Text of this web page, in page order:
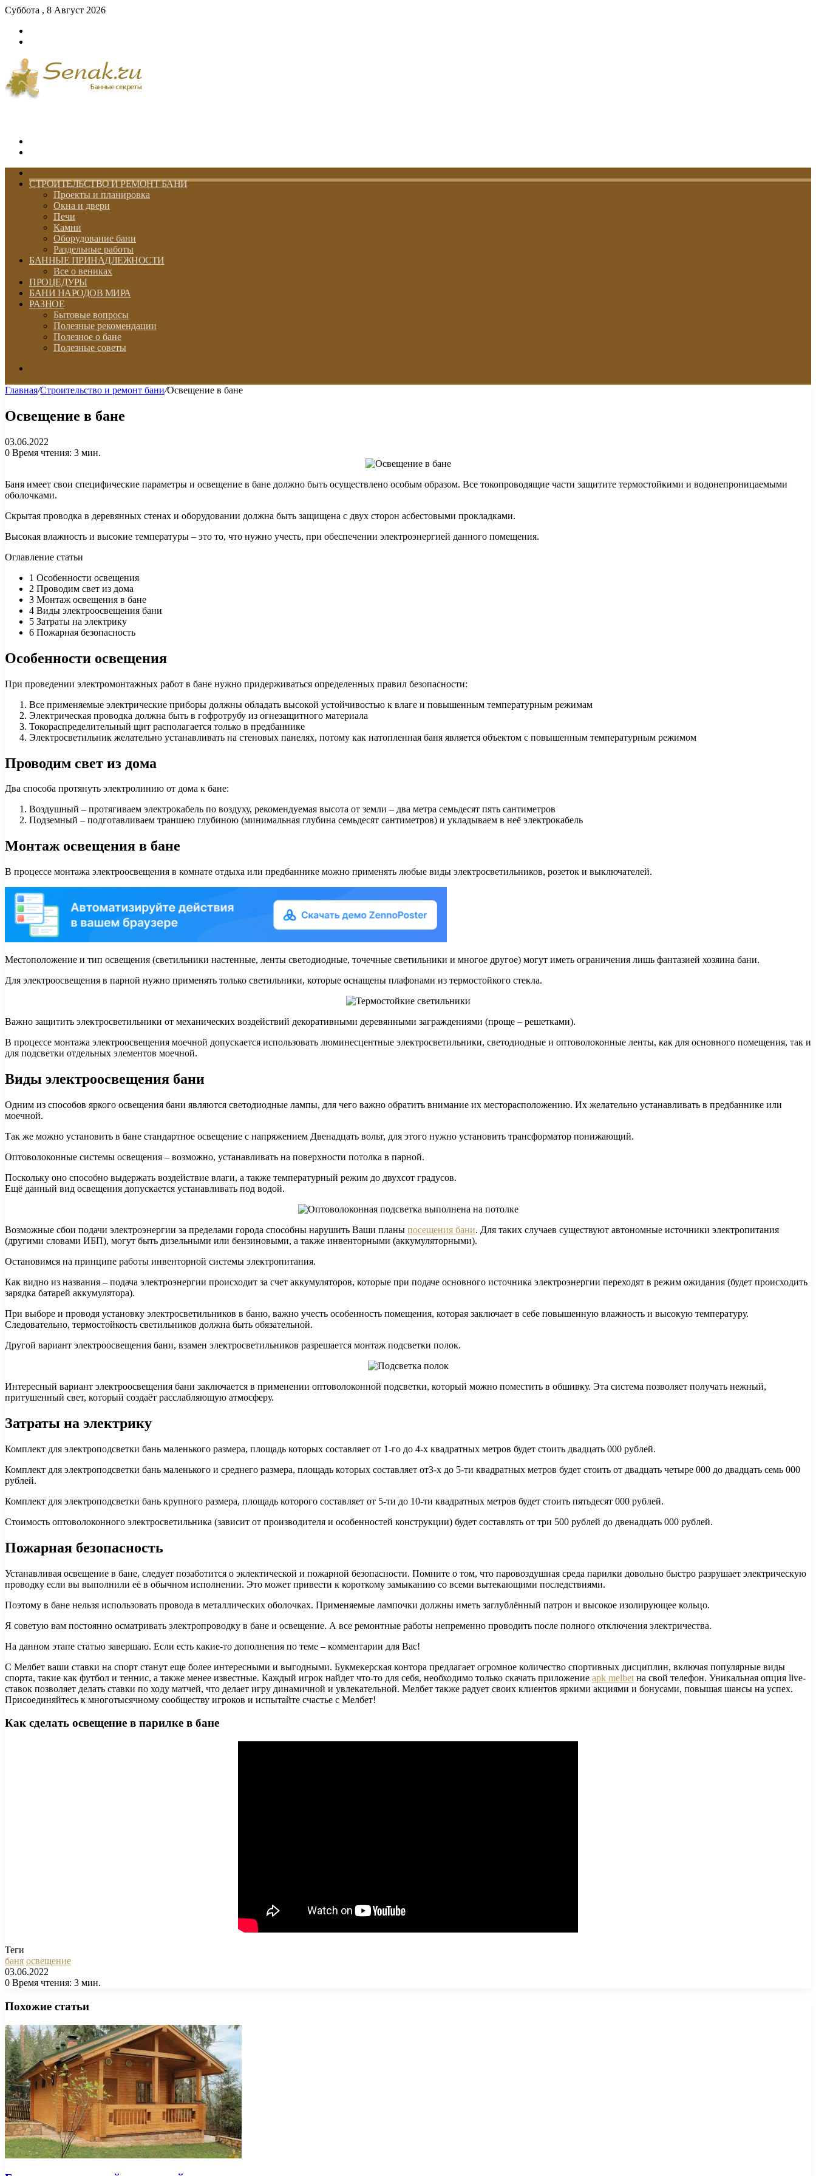
Суббота , 8 Август 2026
СТРОИТЕЛЬСТВО И РЕМОНТ БАНИ
Проекты и планировка
Окна и двери
Печи
Камни
Оборудование бани
Раздельные работы
БАННЫЕ ПРИНАДЛЕЖНОСТИ
Все о вениках
ПРОЦЕДУРЫ
БАНИ НАРОДОВ МИРА
РАЗНОЕ
Бытовые вопросы
Полезные рекомендации
Полезное о бане
Полезные советы
Главная/Строительство и ремонт бани/Освещение в бане
Освещение в бане
03.06.2022
0 Время чтения: 3 мин.
Баня имеет свои специфические параметры и освещение в бане должно быть осуществлено особым образом. Все токопроводящие части защитите термостойкими и водонепроницаемыми
оболочками.
Скрытая проводка в деревянных стенах и оборудовании должна быть защищена с двух сторон асбестовыми прокладками.
Высокая влажность и высокие температуры – это то, что нужно учесть, при обеспечении электроэнергией данного помещения.
Оглавление статьи
1 Особенности освещения
2 Проводим свет из дома
3 Монтаж освещения в бане
4 Виды электроосвещения бани
5 Затраты на электрику
6 Пожарная безопасность
Особенности освещения
При проведении электромонтажных работ в бане нужно придерживаться определенных правил безопасности:
Все применяемые электрические приборы должны обладать высокой устойчивостью к влаге и повышенным температурным режимам
Электрическая проводка должна быть в гофротрубу из огнезащитного материала
Токораспределительный щит располагается только в предбаннике
Электросветильник желательно устанавливать на стеновых панелях, потому как натопленная баня является объектом с повышенным температурным режимом
Проводим свет из дома
Два способа протянуть электролинию от дома к бане:
Воздушный – протягиваем электрокабель по воздуху, рекомендуемая высота от земли – два метра семьдесят пять сантиметров
Подземный – подготавливаем траншею глубиною (минимальная глубина семьдесят сантиметров) и укладываем в неё электрокабель
Монтаж освещения в бане
В процессе монтажа электроосвещения в комнате отдыха или предбаннике можно применять любые виды электросветильников, розеток и выключателей.
Местоположение и тип освещения (светильники настенные, ленты светодиодные, точечные светильники и многое другое) могут иметь ограничения лишь фантазией хозяина бани.
Для электроосвещения в парной нужно применять только светильники, которые оснащены плафонами из термостойкого стекла.
Важно защитить электросветильники от механических воздействий декоративными деревянными заграждениями (проще – решетками).
В процессе монтажа электроосвещения моечной допускается использовать люминесцентные электросветильники, светодиодные и оптоволоконные ленты, как для основного помещения, так и
для подсветки отдельных элементов моечной.
Виды электроосвещения бани
Одним из способов яркого освещения бани являются светодиодные лампы, для чего важно обратить внимание их месторасположению. Их желательно устанавливать в предбаннике или
моечной.
Так же можно установить в бане стандартное освещение с напряжением Двенадцать вольт, для этого нужно установить трансформатор понижающий.
Оптоволоконные системы освещения – возможно, устанавливать на поверхности потолка в парной.
Поскольку оно способно выдержать воздействие влаги, а также температурный режим до двухсот градусов.
Ещё данный вид освещения допускается устанавливать под водой.
Возможные сбои подачи электроэнергии за пределами города способны нарушить Ваши планы посещения бани. Для таких случаев существуют автономные источники электропитания
(другими словами ИБП), могут быть дизельными или бензиновыми, а также инвенторными (аккумуляторными).
Остановимся на принципе работы инвенторной системы электропитания.
Как видно из названия – подача электроэнергии происходит за счет аккумуляторов, которые при подаче основного источника электроэнергии переходят в режим ожидания (будет происходить
зарядка батарей аккумулятора).
При выборе и проводя установку электросветильников в баню, важно учесть особенность помещения, которая заключает в себе повышенную влажность и высокую температуру.
Следовательно, термостойкость светильников должна быть обязательной.
Другой вариант электроосвещения бани, взамен электросветильников разрешается монтаж подсветки полок.
Интересный вариант электроосвещения бани заключается в применении оптоволоконной подсветки, который можно поместить в обшивку. Эта система позволяет получать нежный,
притушенный свет, который создаёт расслабляющую атмосферу.
Затраты на электрику
Комплект для электроподсветки бань маленького размера, площадь которых составляет от 1-го до 4-х квадратных метров будет стоить двадцать 000 рублей.
Комплект для электроподсветки бань маленького и среднего размера, площадь которых составляет от3-х до 5-ти квадратных метров будет стоить от двадцать четыре 000 до двадцать семь 000
рублей.
Комплект для электроподсветки бань крупного размера, площадь которого составляет от 5-ти до 10-ти квадратных метров будет стоить пятьдесят 000 рублей.
Стоимость оптоволоконного электросветильника (зависит от производителя и особенностей конструкции) будет составлять от три 500 рублей до двенадцать 000 рублей.
Пожарная безопасность
Устанавливая освещение в бане, следует позаботится о эклектической и пожарной безопасности. Помните о том, что паровоздушная среда парилки довольно быстро разрушает электрическую
проводку если вы выполнили её в обычном исполнении. Это может привести к короткому замыканию со всеми вытекающими последствиями.
Поэтому в бане нельзя использовать провода в металлических оболочках. Применяемые лампочки должны иметь заглублённый патрон и высокое изолирующее кольцо.
Я советую вам постоянно осматривать электропроводку в бане и освещение. А все ремонтные работы непременно проводить после полного отключения электричества.
На данном этапе статью завершаю. Если есть какие-то дополнения по теме – комментарии для Вас!
С Мелбет ваши ставки на спорт станут еще более интересными и выгодными. Букмекерская контора предлагает огромное количество спортивных дисциплин, включая популярные виды
спорта, такие как футбол и теннис, а также менее известные. Каждый игрок найдет что-то для себя, необходимо только скачать приложение apk melbet на свой телефон. Уникальная опция live-
ставок позволяет делать ставки по ходу матчей, что делает игру динамичной и увлекательной. Мелбет также радует своих клиентов яркими акциями и бонусами, повышая шансы на успех.
Присоединяйтесь к многотысячному сообществу игроков и испытайте счастье с Мелбет!
Как сделать освещение в парилке в бане
Теги
баня освещение
03.06.2022
0 Время чтения: 3 мин.
Похожие статьи